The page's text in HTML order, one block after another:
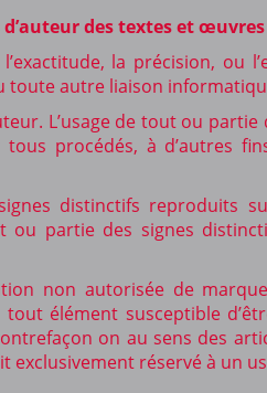
des textes et
la précision, ou
toute autre liaison
L’usage de tout ou
procédés, à d’autres
distinctifs
partie des signes
non autorisée de
élément susceptible
on au sens des
réservé à un